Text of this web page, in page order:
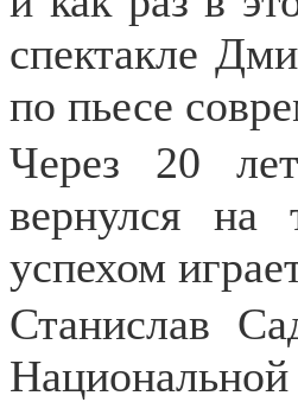
спектакле
по пьесе
Через 20
вернулся на
успехом
Станислав